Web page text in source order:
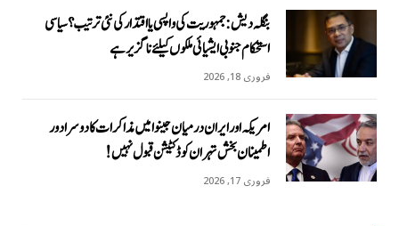
بنگلہ دیش: جمہوریت کی واپسی یا اقتدار کی نئی ترتیب؟ سیاسی
استحکام جنوبی ایشیائی ملکوں کیلئے ناگزیر ہے
فروری 18, 2026
امریکہ اور ایران درمیان جینوا میں مذاکرات کا دوسرا دور
اطمینان بخش تہران کو ڈکٹیشن قبول نہیں!
فروری 17, 2026